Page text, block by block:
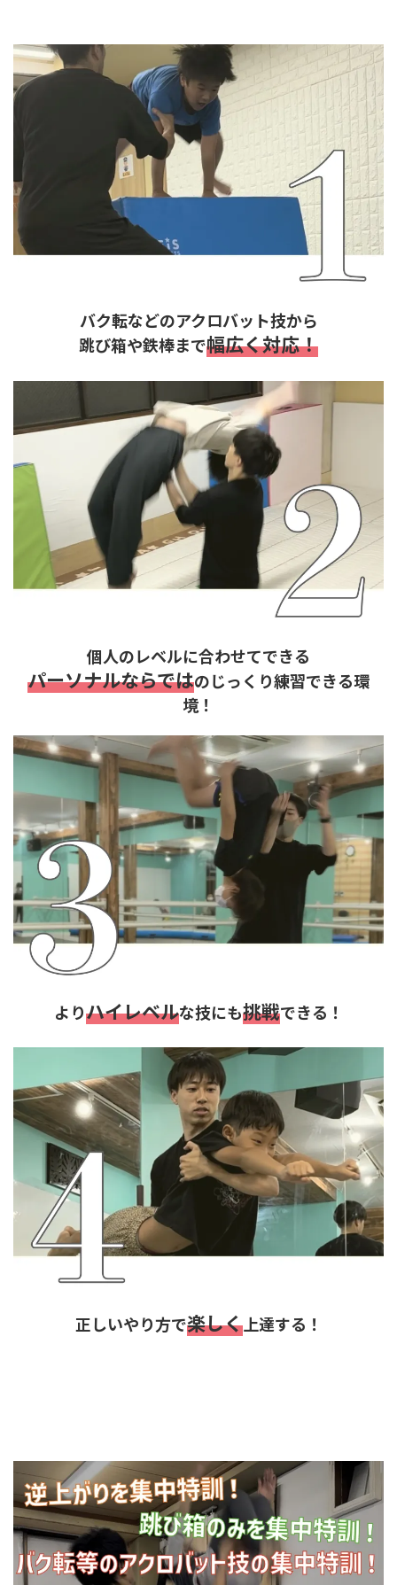
バク転などのアクロバット技から
跳び箱や鉄棒まで幅広く対応！
個人のレベルに合わせてできる
パーソナルならではのじっくり練習できる環
境！
よりハイレベルな技にも挑戦できる！
正しいやり方で楽しく上達する！